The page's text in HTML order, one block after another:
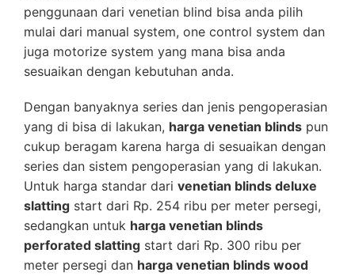
penggunaan dari venetian blind bisa anda pilih
mulai dari manual system, one control system dan
juga motorize system yang mana bisa anda
sesuaikan dengan kebutuhan anda.
Dengan banyaknya series dan jenis pengoperasian
yang di bisa di lakukan, harga venetian blinds pun
cukup beragam karena harga di sesuaikan dengan
series dan sistem pengoperasian yang di lakukan.
Untuk harga standar dari venetian blinds deluxe
slatting start dari Rp. 254 ribu per meter persegi,
sedangkan untuk harga venetian blinds
perforated slatting start dari Rp. 300 ribu per
meter persegi dan harga venetian blinds wood